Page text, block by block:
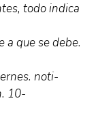
todo indica
a que se debe.
noti-
10-